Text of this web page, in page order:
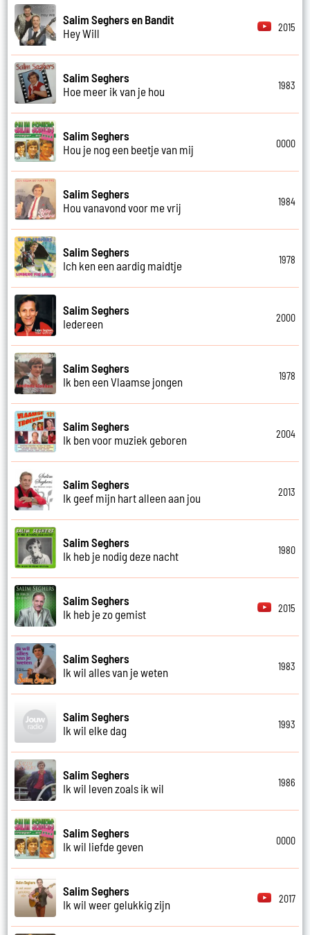
Salim Seghers en Bandit
Hey Will
2015
Salim Seghers
Hoe meer ik van je hou
1983
Salim Seghers
Hou je nog een beetje van mij
0000
Salim Seghers
Hou vanavond voor me vrij
1984
Salim Seghers
Ich ken een aardig maidtje
1978
Salim Seghers
Iedereen
2000
Salim Seghers
Ik ben een Vlaamse jongen
1978
Salim Seghers
Ik ben voor muziek geboren
2004
Salim Seghers
Ik geef mijn hart alleen aan jou
2013
Salim Seghers
Ik heb je nodig deze nacht
1980
Salim Seghers
Ik heb je zo gemist
2015
Salim Seghers
Ik wil alles van je weten
1983
Salim Seghers
Ik wil elke dag
1993
Salim Seghers
Ik wil leven zoals ik wil
1986
Salim Seghers
Ik wil liefde geven
0000
Salim Seghers
Ik wil weer gelukkig zijn
2017